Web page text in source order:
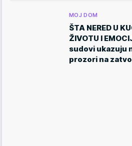
MOJ DOM
ŠTA NERED U
ŽIVOTU I
sudovi ukazuju
prozori na